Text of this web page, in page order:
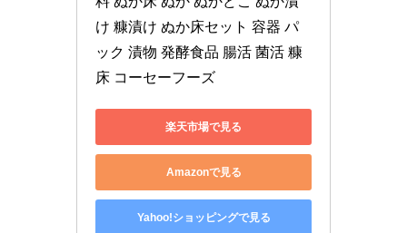
け 糠漬け ぬか床セット 容器 パ
ック 漬物 発酵食品 腸活 菌活 糠
床 コーセーフーズ
楽天市場で見る
Amazonで見る
Yahoo!ショッピングで見る